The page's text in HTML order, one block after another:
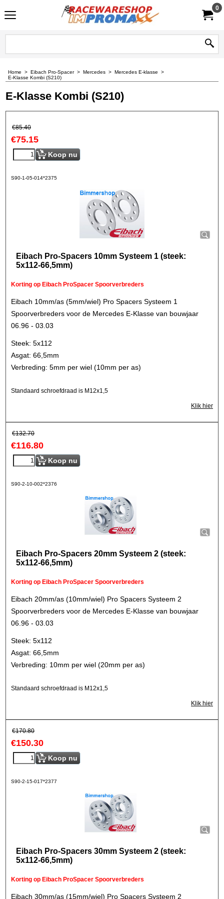
0
Home > Eibach Pro-Spacer> Mercedes > Mercedes E-klasse >
E-Klasse Kombi (S210)
E-Klasse Kombi (S210)
€85.40
€75.15
Koop nu
S90-1-05-014*2375
Eibach Pro-Spacers 10mm Systeem 1 (steek:
5x112-66,5mm)
Korting op Eibach ProSpacer Spoorverbreders
Eibach 10mm/as (5mm/wiel) Pro Spacers Systeem 1
Spoorverbreders voor de Mercedes E-Klasse van bouwjaar
06.96 - 03.03
Steek: 5x112
Asgat: 66,5mm
Verbreding: 5mm per wiel (10mm per as)
Standaard schroefdraad is M12x1,5
Klik hier
€132.70
€116.80
Koop nu
S90-2-10-002*2376
Eibach Pro-Spacers 20mm Systeem 2 (steek:
5x112-66,5mm)
Korting op Eibach ProSpacer Spoorverbreders
Eibach 20mm/as (10mm/wiel) Pro Spacers Systeem 2
Spoorverbreders voor de Mercedes E-Klasse van bouwjaar
06.96 - 03.03
Steek: 5x112
Asgat: 66,5mm
Verbreding: 10mm per wiel (20mm per as)
Standaard schroefdraad is M12x1,5
Klik hier
€170.80
€150.30
Koop nu
S90-2-15-017*2377
Eibach Pro-Spacers 30mm Systeem 2 (steek:
5x112-66,5mm)
Korting op Eibach ProSpacer Spoorverbreders
Eibach 30mm/as (15mm/wiel) Pro Spacers Systeem 2